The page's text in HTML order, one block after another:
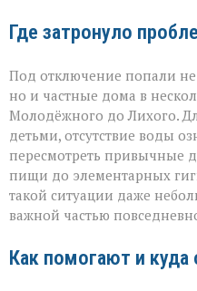
Где затронуло
Под отключение попали не
но и частные дома в
Молодёжного до Лихого.
детьми, отсутствие воды
пересмотреть привычные
пищи до элементарных
такой ситуации даже
важной частью
Как помогают и куда